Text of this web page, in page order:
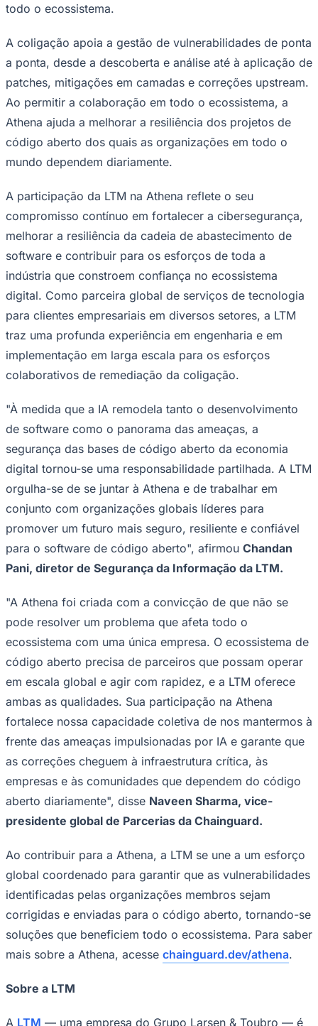
Sport
Juventude
todo o ecossistema.
A coligação apoia a gestão de vulnerabilidades de ponta
a ponta, desde a descoberta e análise até à aplicação de
patches, mitigações em camadas e correções upstream.
Ao permitir a colaboração em todo o ecossistema, a
Athena ajuda a melhorar a resiliência dos projetos de
código aberto dos quais as organizações em todo o
mundo dependem diariamente.
A participação da LTM na Athena reflete o seu
compromisso contínuo em fortalecer a cibersegurança,
melhorar a resiliência da cadeia de abastecimento de
software e contribuir para os esforços de toda a
indústria que constroem confiança no ecossistema
digital. Como parceira global de serviços de tecnologia
para clientes empresariais em diversos setores, a LTM
traz uma profunda experiência em engenharia e em
implementação em larga escala para os esforços
colaborativos de remediação da coligação.
"À medida que a IA remodela tanto o desenvolvimento
de software como o panorama das ameaças, a
segurança das bases de código aberto da economia
digital tornou-se uma responsabilidade partilhada. A LTM
​​orgulha-se de se juntar à Athena e de trabalhar em
conjunto com organizações globais líderes para
promover um futuro mais seguro, resiliente e confiável
para o software de código aberto", afirmou Chandan
Pani, diretor de Segurança da Informação da LTM.
"A Athena foi criada com a convicção de que não se
pode resolver um problema que afeta todo o
ecossistema com uma única empresa. O ecossistema de
código aberto precisa de parceiros que possam operar
em escala global e agir com rapidez, e a LTM oferece
ambas as qualidades. Sua participação na Athena
fortalece nossa capacidade coletiva de nos mantermos à
frente das ameaças impulsionadas por IA e garante que
as correções cheguem à infraestrutura crítica, às
empresas e às comunidades que dependem do código
aberto diariamente", disse Naveen Sharma, vice-
presidente global de Parcerias da Chainguard.
Ao contribuir para a Athena, a LTM se une a um esforço
global coordenado para garantir que as vulnerabilidades
identificadas pelas organizações membros sejam
corrigidas e enviadas para o código aberto, tornando-se
soluções que beneficiem todo o ecossistema. Para saber
mais sobre a Athena, acesse chainguard.dev/athena.
Sobre a LTM
A LTM — uma empresa do Grupo Larsen & Toubro — é